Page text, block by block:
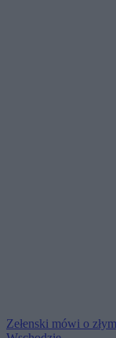
Zełenski mówi o